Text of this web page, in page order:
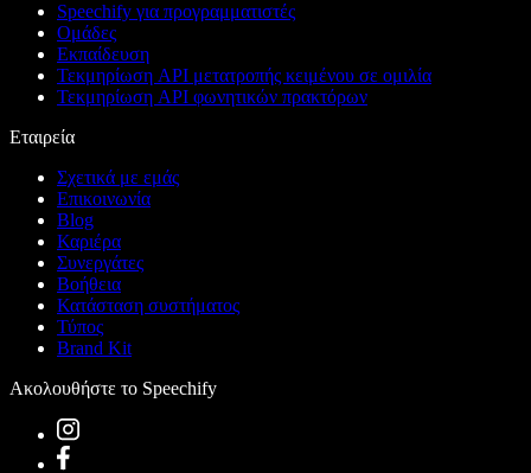
Speechify για προγραμματιστές
Ομάδες
Εκπαίδευση
Τεκμηρίωση API μετατροπής κειμένου σε ομιλία
Τεκμηρίωση API φωνητικών πρακτόρων
Εταιρεία
Σχετικά με εμάς
Επικοινωνία
Blog
Καριέρα
Συνεργάτες
Βοήθεια
Κατάσταση συστήματος
Τύπος
Brand Kit
Ακολουθήστε το Speechify